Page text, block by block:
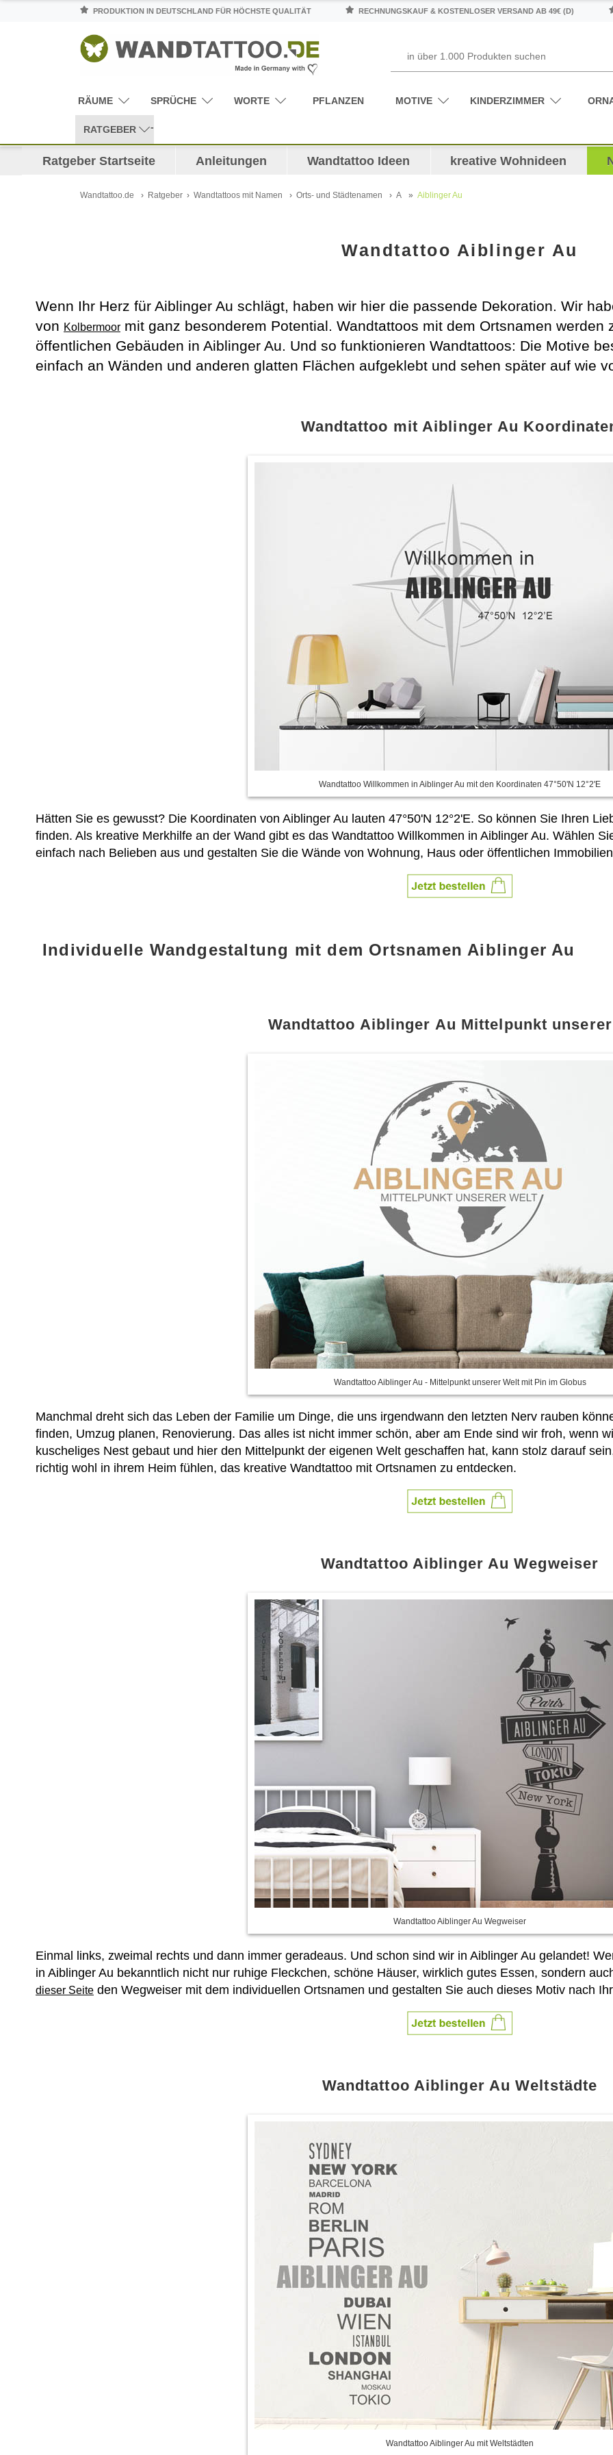
PRODUKTION IN DEUTSCHLAND FÜR HÖCHSTE QUALITÄT RECHNUNGSKAUF & KOSTENLOSER VERSAND AB 49€ (D)
RÄUME SPRÜCHE WORTE PFLANZEN MOTIVE KINDERZIMMER
RATGEBER
Ratgeber Startseite Anleitungen Wandtattoo Ideen kreative Wohnideen
Wandtattoo.de Ratgeber Wandtattoos mit Namen Orts- und Städtenamen A Aiblinger Au
Wandtattoo Aiblinger Au
Wenn Ihr Herz für Aiblinger Au schlägt, haben wir hier die passende Dekoration. Wir
von Kolbermoor mit ganz besonderem Potential. Wandtattoos mit dem Ortsnamen
öffentlichen Gebäuden in Aiblinger Au. Und so funktionieren Wandtattoos: Die Motive
einfach an Wänden und anderen glatten Flächen aufgeklebt und sehen später auf wie
Wandtattoo mit Aiblinger Au
Wandtattoo Willkommen in Aiblinger Au mit den Koordinaten 47°50'N 12°2'E
Hätten Sie es gewusst? Die Koordinaten von Aiblinger Au lauten 47°50'N 12°2'E. So können Sie Ihren
finden. Als kreative Merkhilfe an der Wand gibt es das Wandtattoo Willkommen in Aiblinger Au. Wählen
einfach nach Belieben aus und gestalten Sie die Wände von Wohnung, Haus oder öffentlichen
Individuelle Wandgestaltung mit dem Ortsnamen Aiblinger Au
Wandtattoo Aiblinger Au Mittelpunkt
Wandtattoo Aiblinger Au - Mittelpunkt unserer Welt mit Pin im Globus
Manchmal dreht sich das Leben der Familie um Dinge, die uns irgendwann den letzten Nerv rauben
finden, Umzug planen, Renovierung. Das alles ist nicht immer schön, aber am Ende sind wir froh, wenn
kuscheliges Nest gebaut und hier den Mittelpunkt der eigenen Welt geschaffen hat, kann stolz darauf
richtig wohl in ihrem Heim fühlen, das kreative Wandtattoo mit Ortsnamen zu entdecken.
Wandtattoo Aiblinger Au Wegweiser
Wandtattoo Aiblinger Au Wegweiser
Einmal links, zweimal rechts und dann immer geradeaus. Und schon sind wir in Aiblinger Au gelandet!
in Aiblinger Au bekanntlich nicht nur ruhige Fleckchen, schöne Häuser, wirklich gutes Essen, sondern
dieser Seite den Wegweiser mit dem individuellen Ortsnamen und gestalten Sie auch dieses Motiv nach
Wandtattoo Aiblinger Au Weltstädte
Wandtattoo Aiblinger Au mit Weltstädten